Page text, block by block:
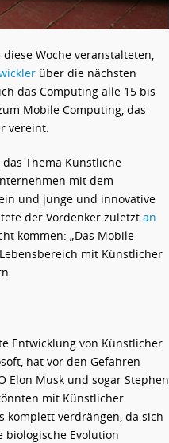
Woche veranstalteten,
über die nächsten
das Computing alle 15 bis
Mobile Computing, das
vereint.
Thema Künstliche
mit dem
und junge und innovative
der Vordenker zuletzt an
kommen: „Das Mobile
mit Künstlicher
Entwicklung von Künstlicher
hat vor den Gefahren
Elon Musk und sogar Stephen
mit Künstlicher
komplett verdrängen, da sich
biologische Evolution